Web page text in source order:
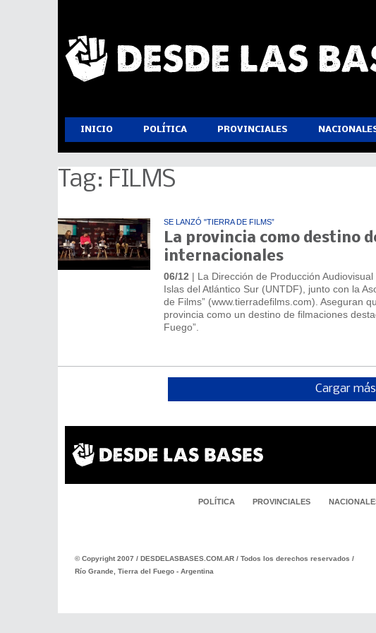
INICIO POLÍTICA PROVINCIALES
Tag: FILMS
SE LANZÓ "TIERRA DE FILMS”
La provincia como destino
internacionales
06/12| La Dirección de Producción
Islas del Atlántico Sur (UNTDF), junto con la
de Films” (www.tierradefilms.com). Aseguran
provincia como un destino de filmaciones
Fuego”.
Cargar
POLÍTICA PROVINCIALES
© Copyright 2007 / DESDELASBASES.COM.AR / Todos los derechos reservados /
Río Grande, Tierra del Fuego - Argentina